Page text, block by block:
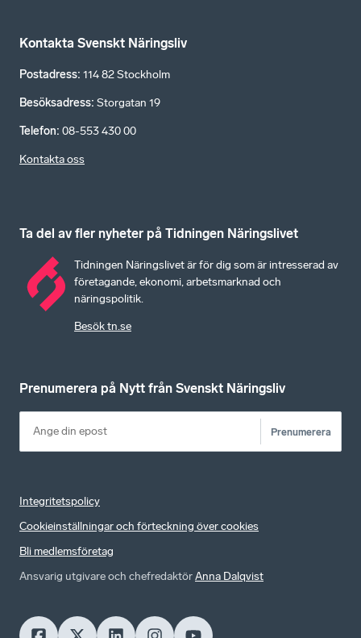
Kontakta Svenskt Näringsliv
Postadress: 114 82 Stockholm
Besöksadress: Storgatan 19
Telefon: 08-553 430 00
Kontakta oss
Ta del av fler nyheter på Tidningen Näringslivet
Tidningen Näringslivet är för dig som är intresserad av
företagande, ekonomi, arbetsmarknad och
näringspolitik.
Besök tn.se
Prenumerera på Nytt från Svenskt Näringsliv
Prenumerera
Integritetspolicy
Cookieinställningar och förteckning över cookies
Bli medlemsföretag
Ansvarig utgivare och chefredaktörAnna Dalqvist